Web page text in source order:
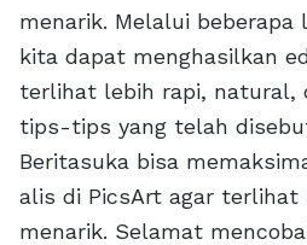
menarik. Melalui beberapa
kita dapat menghasilkan
terlihat lebih rapi, natural,
tips-tips yang telah
Beritasuka bisa
alis di PicsArt agar terlihat
menarik. Selamat